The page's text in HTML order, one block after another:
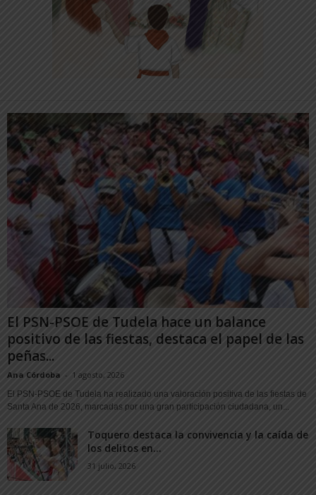
El PSN-PSOE de Tudela hace un balance
positivo de las fiestas, destaca el papel de las
peñas...
Ana Córdoba - 1 agosto, 2026
El PSN-PSOE de Tudela ha realizado una valoración positiva de las fiestas de
Santa Ana de 2026, marcadas por una gran participación ciudadana, un...
Toquero destaca la convivencia y la caída de
los delitos en...
31 julio, 2026